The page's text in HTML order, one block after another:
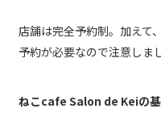
店舗は完全予約制。加えて
予約が必要なので注意しま
ねこcafe Salon de Keiの